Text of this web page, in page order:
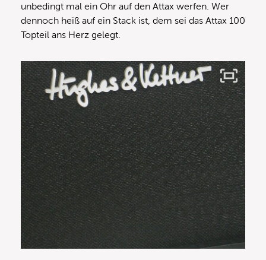
unbedingt mal ein Ohr auf den Attax werfen. Wer
dennoch heiß auf ein Stack ist, dem sei das Attax 100
Topteil ans Herz gelegt.